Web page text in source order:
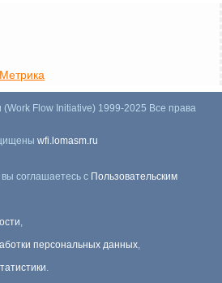
Flow Initiative) 1999-2025 Все права
wfi.lomasm.ru
соглашаетесь с Пользовательским
,
персональных данных,
.